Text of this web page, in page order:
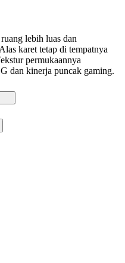
lebih luas dan
karet tetap di tempatnya
permukaannya
dan kinerja puncak gaming.